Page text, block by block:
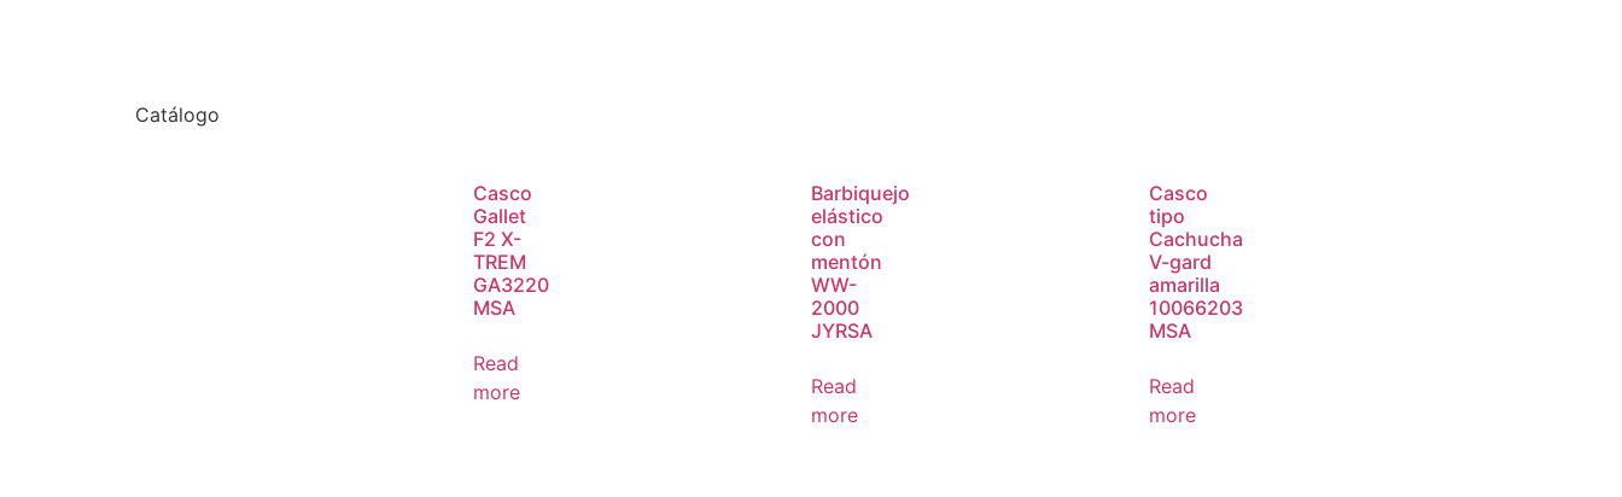
Catálogo
Casco
Gallet
F2 X-
TREM
GA3220
MSA
Read
more
Barbiquejo
elástico
con
mentón
WW-
2000
JYRSA
Read
more
Casco
tipo
Cachucha
V-gard
amarilla
10066203
MSA
Read
more